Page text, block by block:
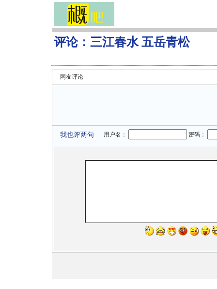
评论： 三江春水 五岳青松
网友评论
我也评两句 用户名： 密码：